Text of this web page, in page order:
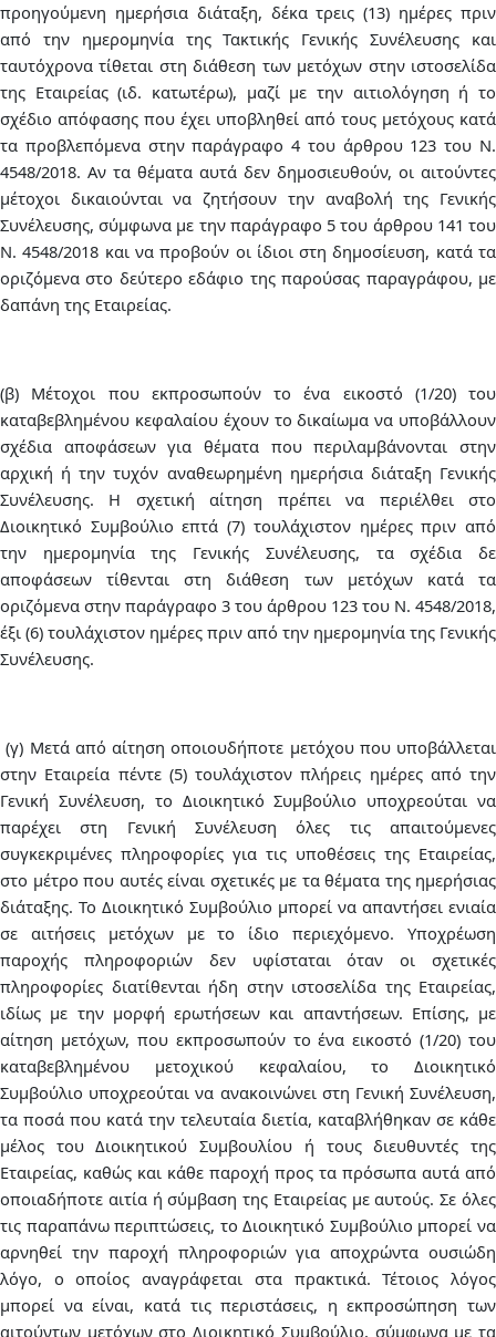
προηγούμενη ημερήσια διάταξη, δέκα τρεις (13) ημέρες πριν
από την ημερομηνία της Τακτικής Γενικής Συνέλευσης και
ταυτόχρονα τίθεται στη διάθεση των μετόχων στην ιστοσελίδα
της Εταιρείας (ιδ. κατωτέρω), μαζί με την αιτιολόγηση ή το
σχέδιο απόφασης που έχει υποβληθεί από τους μετόχους κατά
τα προβλεπόμενα στην παράγραφο 4 του άρθρου 123 του Ν.
4548/2018. Αν τα θέματα αυτά δεν δημοσιευθούν, οι αιτούντες
μέτοχοι δικαιούνται να ζητήσουν την αναβολή της Γενικής
Συνέλευσης, σύμφωνα με την παράγραφο 5 του άρθρου 141 του
Ν. 4548/2018 και να προβούν οι ίδιοι στη δημοσίευση, κατά τα
οριζόμενα στο δεύτερο εδάφιο της παρούσας παραγράφου, με
δαπάνη της Εταιρείας.
(β) Μέτοχοι που εκπροσωπούν το ένα εικοστό (1/20) του
καταβεβλημένου κεφαλαίου έχουν το δικαίωμα να υποβάλλουν
σχέδια αποφάσεων για θέματα που περιλαμβάνονται στην
αρχική ή την τυχόν αναθεωρημένη ημερήσια διάταξη Γενικής
Συνέλευσης. Η σχετική αίτηση πρέπει να περιέλθει στο
Διοικητικό Συμβούλιο επτά (7) τουλάχιστον ημέρες πριν από
την ημερομηνία της Γενικής Συνέλευσης, τα σχέδια δε
αποφάσεων τίθενται στη διάθεση των μετόχων κατά τα
οριζόμενα στην παράγραφο 3 του άρθρου 123 του Ν. 4548/2018,
έξι (6) τουλάχιστον ημέρες πριν από την ημερομηνία της Γενικής
Συνέλευσης.
(γ) Μετά από αίτηση οποιουδήποτε μετόχου που υποβάλλεται
στην Εταιρεία πέντε (5) τουλάχιστον πλήρεις ημέρες από την
Γενική Συνέλευση, το Διοικητικό Συμβούλιο υποχρεούται να
παρέχει στη Γενική Συνέλευση όλες τις απαιτούμενες
συγκεκριμένες πληροφορίες για τις υποθέσεις της Εταιρείας,
στο μέτρο που αυτές είναι σχετικές με τα θέματα της ημερήσιας
διάταξης. Το Διοικητικό Συμβούλιο μπορεί να απαντήσει ενιαία
σε αιτήσεις μετόχων με το ίδιο περιεχόμενο. Υποχρέωση
παροχής πληροφοριών δεν υφίσταται όταν οι σχετικές
πληροφορίες διατίθενται ήδη στην ιστοσελίδα της Εταιρείας,
ιδίως με την μορφή ερωτήσεων και απαντήσεων. Επίσης, με
αίτηση μετόχων, που εκπροσωπούν το ένα εικοστό (1/20) του
καταβεβλημένου μετοχικού κεφαλαίου, το Διοικητικό
Συμβούλιο υποχρεούται να ανακοινώνει στη Γενική Συνέλευση,
τα ποσά που κατά την τελευταία διετία, καταβλήθηκαν σε κάθε
μέλος του Διοικητικού Συμβουλίου ή τους διευθυντές της
Εταιρείας, καθώς και κάθε παροχή προς τα πρόσωπα αυτά από
οποιαδήποτε αιτία ή σύμβαση της Εταιρείας με αυτούς. Σε όλες
τις παραπάνω περιπτώσεις, το Διοικητικό Συμβούλιο μπορεί να
αρνηθεί την παροχή πληροφοριών για αποχρώντα ουσιώδη
λόγο, ο οποίος αναγράφεται στα πρακτικά. Τέτοιος λόγος
μπορεί να είναι, κατά τις περιστάσεις, η εκπροσώπηση των
αιτούντων μετόχων στο Διοικητικό Συμβούλιο, σύμφωνα με τα